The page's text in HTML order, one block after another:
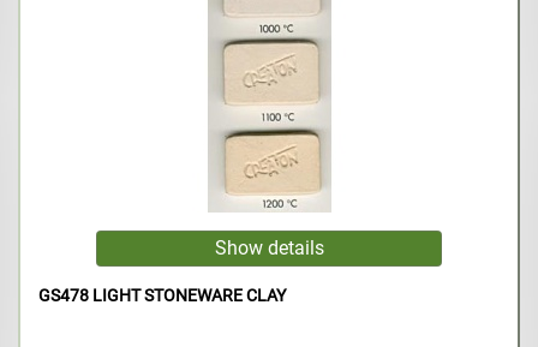
GS478 LIGHT STONEWARE CLAY